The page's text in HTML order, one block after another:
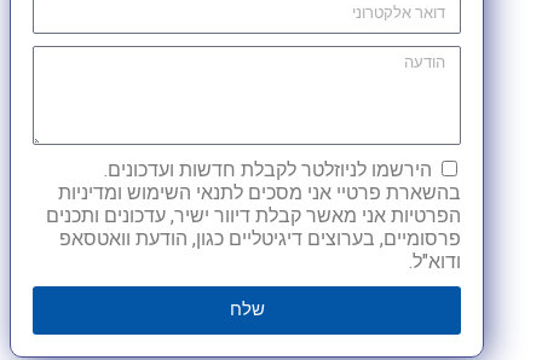
הירשמו לניוזלטר לקבלת חדשות ועדכונים.
בהשארת פרטיי אני מסכים לתנאי השימוש ומדיניות
הפרטיות אני מאשר קבלת דיוור ישיר, עדכונים ותכנים
פרסומיים, בערוצים דיגיטליים כגון, הודעת וואטסאפ
ודוא"ל.
שלח